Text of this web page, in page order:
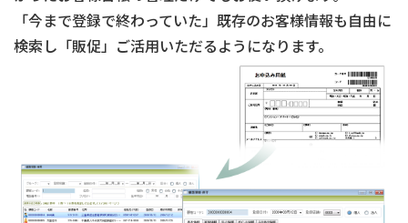
「今まで登録で終わっていた」既存のお客様情報も自由に
検索し「販促」ご活用いただるようになります。